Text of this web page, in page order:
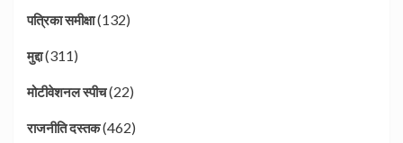
पत्रिका समीक्षा(132)
मुद्दा(311)
मोटीवेशनल स्पीच(22)
राजनीति दस्तक(462)